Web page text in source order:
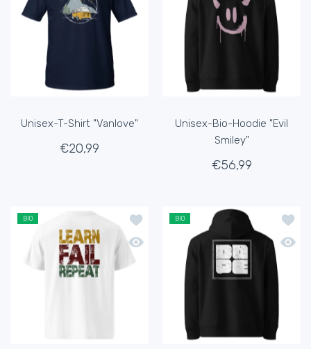
Unisex-T-Shirt "Vanlove"
€20,99
Unisex-Bio-Hoodie "Evil
Smiley"
€56,99
BIO
Zur Wunschliste hinzufügen Unisex-
Schnellansicht Unisex-Bio-T-Shirt
BIO
Zur